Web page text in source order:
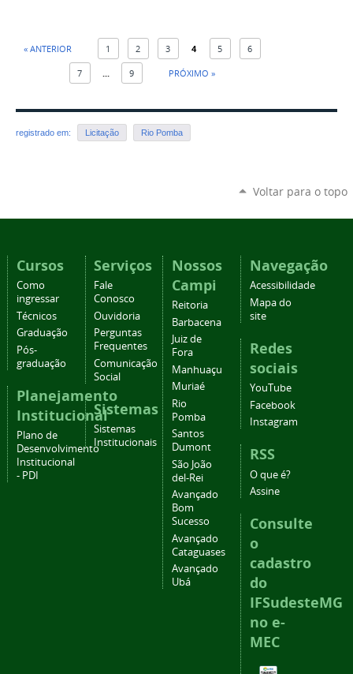
« ANTERIOR 1 2 3 4 5 6
7 ... 9 PRÓXIMO »
registrado em: Licitação Rio Pomba
Voltar para o topo
Cursos
Como
ingressar
Técnicos
Graduação
Pós-
graduação
Planejamento
Institucional
Plano de
Desenvolvimento
Institucional
- PDI
Serviços
Fale
Conosco
Ouvidoria
Perguntas
Frequentes
Comunicação
Social
Sistemas
Sistemas
Institucionais
Nossos
Campi
Reitoria
Barbacena
Juiz de
Fora
Manhuaçu
Muriaé
Rio
Pomba
Santos
Dumont
São João
del-Rei
Avançado
Bom
Sucesso
Avançado
Cataguases
Avançado
Ubá
Navegação
Acessibilidade
Mapa do
site
Redes
sociais
YouTube
Facebook
Instagram
RSS
O que é?
Assine
Consulte
o
cadastro
do
IFSudesteMG
no e-
MEC